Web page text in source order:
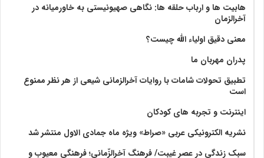
هابیت ها و ارباب حلقه ها: نگاهی صهیونیستی به خاورمیانه در
آخرالزمان
معنی دقیق اولیاء الله چیست؟
پدران مهربان ما
تطبیق تحولات شامات با روایات آخرالزمانی شیعی از هر نظر ممنوع
است
اینترنت و تجربه های کودکان
نشریه الکترونیکی عربی «صراط» ویژه ماه جمادی الاول منتشر شد
سبک زندگی در عصر غیبت/ فرهنگ آخرالزّمانی؛ فرهنگی معیوب و